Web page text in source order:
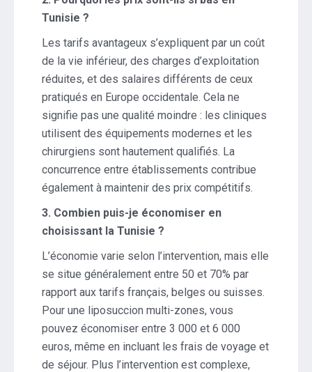
Tunisie ?
Les tarifs avantageux s’expliquent par un coût
de la vie inférieur, des charges d’exploitation
réduites, et des salaires différents de ceux
pratiqués en Europe occidentale. Cela ne
signifie pas une qualité moindre : les cliniques
utilisent des équipements modernes et les
chirurgiens sont hautement qualifiés. La
concurrence entre établissements contribue
également à maintenir des prix compétitifs.
3. Combien puis-je économiser en
choisissant la Tunisie ?
L’économie varie selon l’intervention, mais elle
se situe généralement entre 50 et 70% par
rapport aux tarifs français, belges ou suisses.
Pour une liposuccion multi-zones, vous
pouvez économiser entre 3 000 et 6 000
euros, même en incluant les frais de voyage et
de séjour. Plus l’intervention est complexe,